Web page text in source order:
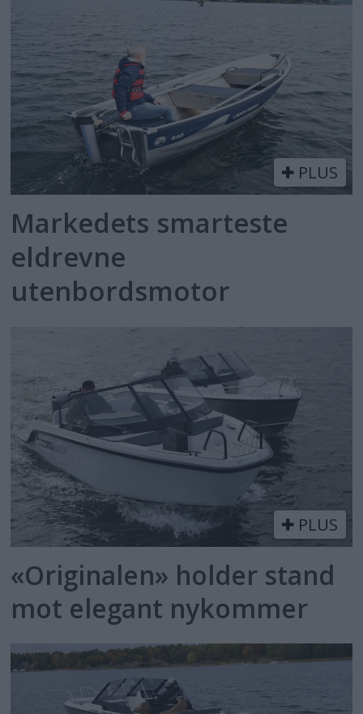
PLUS
Markedets smarteste
eldrevne
utenbordsmotor
PLUS
«Originalen» holder stand
mot elegant nykommer